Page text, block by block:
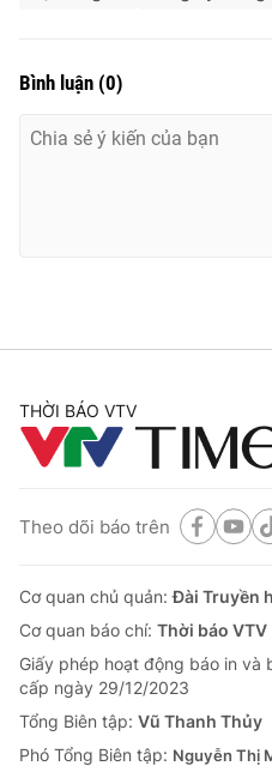
Bình luận (0)
THỜI BÁO VTV
Theo dõi báo trên
Cơ quan chủ quản:Đài Truyền
Cơ quan báo chí: Thời báo VTV
Giấy phép hoạt động báo in và
cấp ngày 29/12/2023
Tổng Biên tập: Vũ Thanh Thủy
Phó Tổng Biên tập: Nguyễn Thị